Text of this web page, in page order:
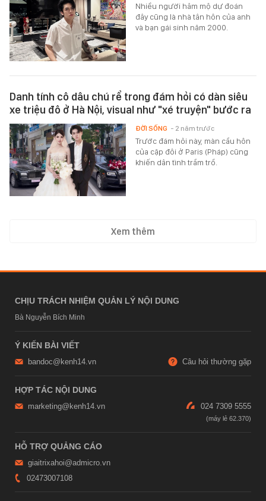
Nhiều người hâm mộ dự đoán
đây cũng là nhà tân hôn của anh
và bạn gái sinh năm 2000.
Danh tính cô dâu chú rể trong đám hỏi có dàn siêu
xe triệu đô ở Hà Nội, visual như "xé truyện" bước ra
Trước đám hỏi này, màn cầu hôn
của cặp đôi ở Paris (Pháp) cũng
khiến dân tình trầm trồ.
ĐỜI SỐNG - 2 năm trước
Xem thêm
CHỊU TRÁCH NHIỆM QUẢN LÝ NỘI DUNG
Bà Nguyễn Bích Minh
Ý KIẾN BÀI VIẾT
bandoc@kenh14.vn Câu hỏi thường gặp
HỢP TÁC NỘI DUNG
marketing@kenh14.vn 024 7309 5555
HỖ TRỢ QUẢNG CÁO
giaitrixahoi@admicro.vn
02473007108